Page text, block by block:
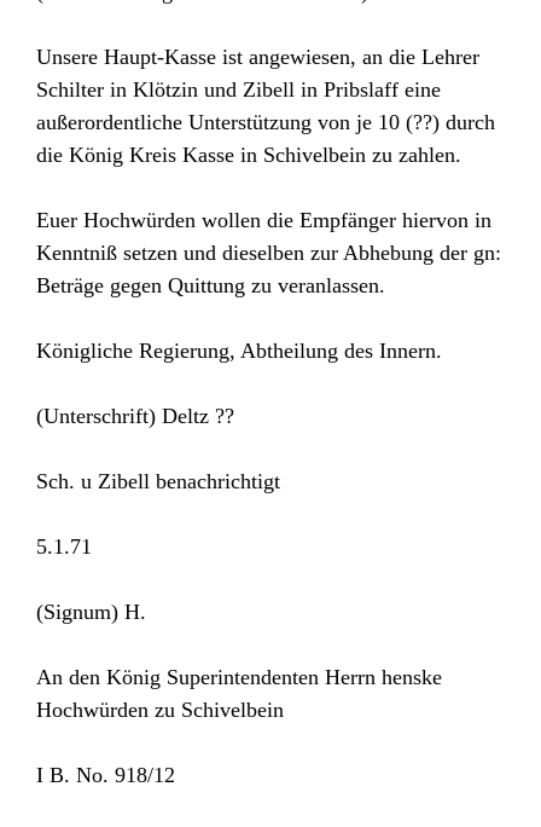
Unsere Haupt-Kasse ist angewiesen, an die Lehrer
Schilter in Klötzin und Zibell in Pribslaff eine
außerordentliche Unterstützung von je 10 (??) durch
die König Kreis Kasse in Schivelbein zu zahlen.
Euer Hochwürden wollen die Empfänger hiervon in
Kenntniß setzen und dieselben zur Abhebung der gn:
Beträge gegen Quittung zu veranlassen.
Königliche Regierung, Abtheilung des Innern.
(Unterschrift) Deltz ??
Sch. u Zibell benachrichtigt
5.1.71
(Signum) H.
An den König Superintendenten Herrn henske
Hochwürden zu Schivelbein
I B. No. 918/12